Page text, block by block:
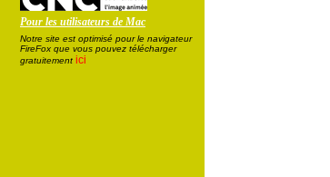
Pour les utilisateurs de Mac
Notre site est optimisé pour le navigateur
FireFox que vous pouvez télécharger
gratuitement ici